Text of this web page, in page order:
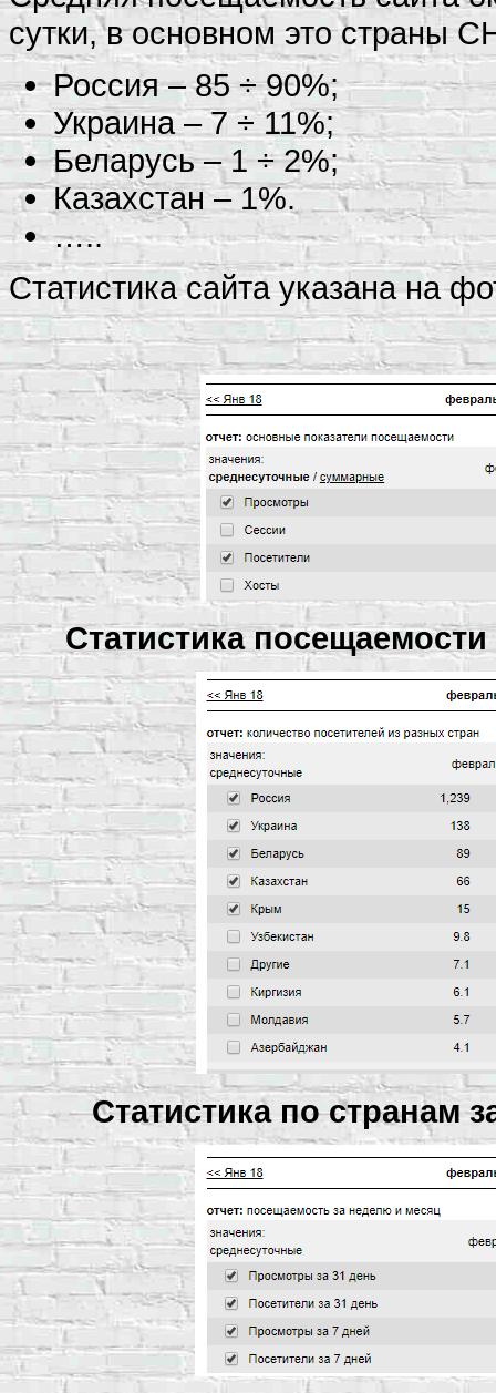
сутки, в основном это страны
Россия – 85 ÷ 90%;
Украина – 7 ÷ 11%;
Беларусь – 1 ÷ 2%;
Казахстан – 1%.
…..
Статистика сайта указана на
Статистика
Статистика по странам